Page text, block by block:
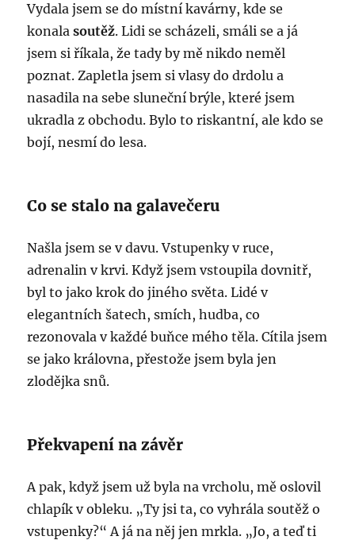
Vydala jsem se do místní kavárny, kde se
konalasoutěž. Lidi se scházeli, smáli se a já
jsem si říkala, že tady by mě nikdo neměl
poznat. Zapletla jsem si vlasy do drdolu a
nasadila na sebe sluneční brýle, které jsem
ukradla z obchodu. Bylo to riskantní, ale kdo se
bojí, nesmí do lesa.
Co se stalo na galavečeru
Našla jsem se v davu. Vstupenky v ruce,
adrenalin v krvi. Když jsem vstoupila dovnitř,
byl to jako krok do jiného světa. Lidé v
elegantních šatech, smích, hudba, co
rezonovala v každé buňce mého těla. Cítila jsem
se jako královna, přestože jsem byla jen
zlodějka snů.
Překvapení na závěr
A pak, když jsem už byla na vrcholu, mě oslovil
chlapík v obleku. „Ty jsi ta, co vyhrála soutěž o
vstupenky?“ A já na něj jen mrkla. „Jo, a teď ti